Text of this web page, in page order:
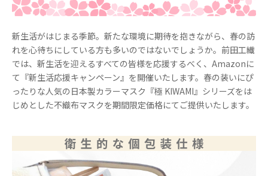
新生活がはじまる季節。新たな環境に期待を抱きながら、春の訪
れを心待ちにしている方も多いのではないでしょうか。前田工繊
では、新生活を迎えるすべての皆様を応援するべく、Amazonに
て『新生活応援キャンペーン』を開催いたします。春の装いにぴ
ったりな人気の⽇本製カラーマスク『極 KIWAMI』シリーズをは
じめとした不織布マスクを期間限定価格にてご提供いたします。